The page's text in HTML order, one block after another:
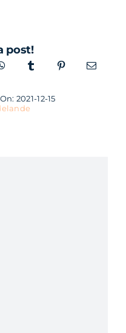
post!
2021-12-15